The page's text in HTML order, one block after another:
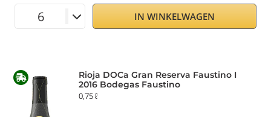
IN WINKELWAGEN
Rioja DOCa Gran Reserva Faustino I
2016 Bodegas Faustino
0,75 ℓ